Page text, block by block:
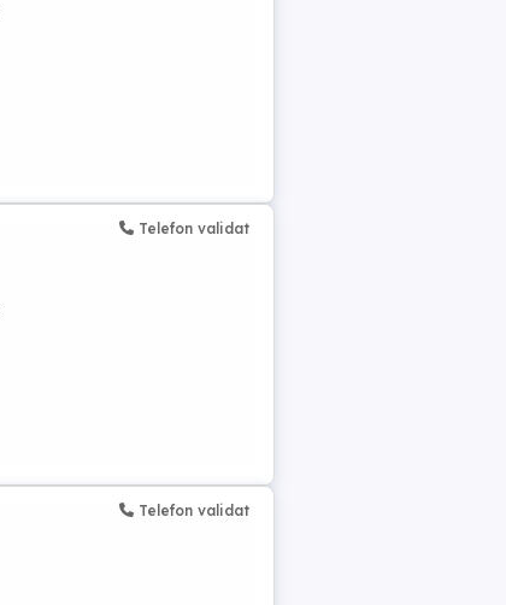
Telefon validat
Telefon validat